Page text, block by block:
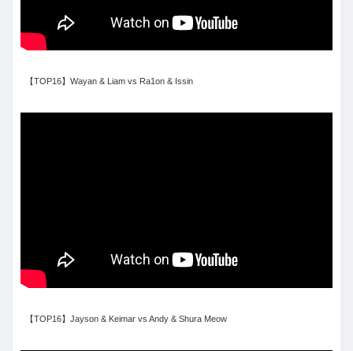
【TOP16】Wayan & Liam vs Ra1on & Issin
【TOP16】Jayson & Keimar vs Andy & Shura Meow